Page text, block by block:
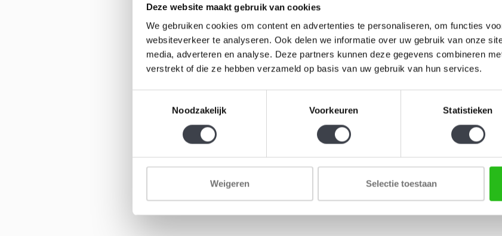
Deze website maakt gebruik van cookies
We gebruiken cookies om content en advertenties te personaliseren, om functies
websiteverkeer te analyseren. Ook delen we informatie over uw gebruik van onze
media, adverteren en analyse. Deze partners kunnen deze gegevens combineren
verstrekt of die ze hebben verzameld op basis van uw gebruik van hun services.
Noodzakelijk
Voorkeuren Statistieken
Weigeren Selectie toestaan